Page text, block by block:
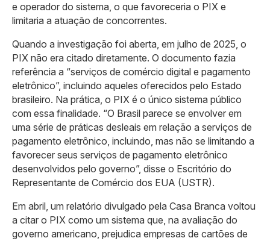
e operador do sistema, o que favoreceria o PIX e
limitaria a atuação de concorrentes.
Quando a investigação foi aberta, em julho de 2025, o
PIX não era citado diretamente. O documento fazia
referência a “serviços de comércio digital e pagamento
eletrônico”, incluindo aqueles oferecidos pelo Estado
brasileiro. Na prática, o PIX é o único sistema público
com essa finalidade. “O Brasil parece se envolver em
uma série de práticas desleais em relação a serviços de
pagamento eletrônico, incluindo, mas não se limitando a
favorecer seus serviços de pagamento eletrônico
desenvolvidos pelo governo”, disse o Escritório do
Representante de Comércio dos EUA (USTR).
Em abril, um relatório divulgado pela Casa Branca voltou
a citar o PIX como um sistema que, na avaliação do
governo americano, prejudica empresas de cartões de